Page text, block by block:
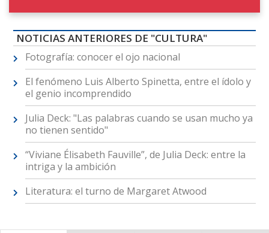
NOTICIAS ANTERIORES DE "CULTURA"
Fotografía: conocer el ojo nacional
El fenómeno Luis Alberto Spinetta, entre el ídolo y
el genio incomprendido
Julia Deck: "Las palabras cuando se usan mucho ya
no tienen sentido"
“Viviane Élisabeth Fauville”, de Julia Deck: entre la
intriga y la ambición
Literatura: el turno de Margaret Atwood